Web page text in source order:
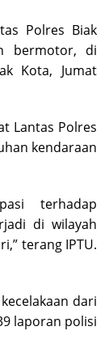
Polres Biak
bermotor, di
Kota, Jumat
Lantas Polres
kendaraan
terhadap
di wilayah
terang IPTU.
dari
laporan polisi